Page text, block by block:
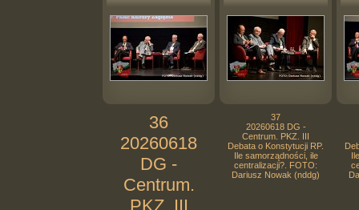
36
20260618
DG -
Centrum.
PKZ. III
37
20260618 DG -
Centrum. PKZ. III
Debata o Konstytucji RP.
Ile samorządności, ile
centralizacji?. FOTO:
Dariusz Nowak (nddg)